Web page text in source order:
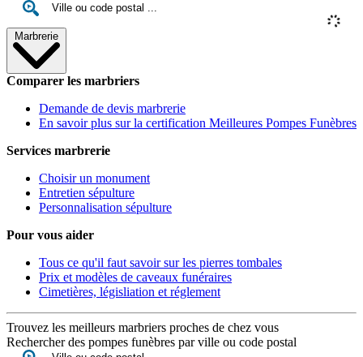
Marbrerie
Comparer les marbriers
Demande de devis marbrerie
En savoir plus sur la certification Meilleures Pompes Funèbres
Services marbrerie
Choisir un monument
Entretien sépulture
Personnalisation sépulture
Pour vous aider
Tous ce qu'il faut savoir sur les pierres tombales
Prix et modèles de caveaux funéraires
Cimetières, législiation et réglement
Trouvez les meilleurs marbriers proches de chez vous
Rechercher des pompes funèbres par ville ou code postal